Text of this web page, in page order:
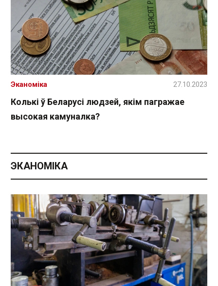
Колькі ў Беларусі людзей, якім пагражае
высокая камуналка?
Эканоміка 27.10.2023
ЭКАНОМІКА